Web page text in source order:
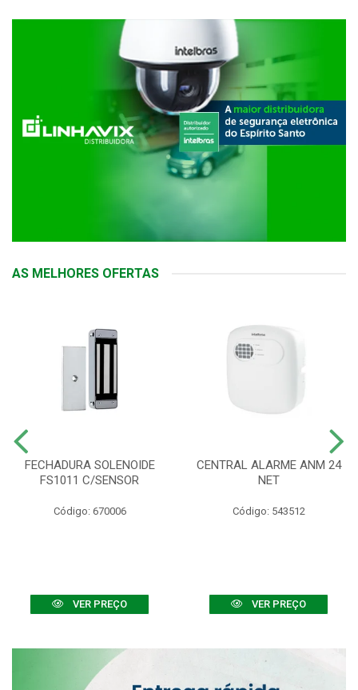
AS MELHORES OFERTAS
FECHADURA SOLENOIDE
FS1011 C/SENSOR
Código: 670006
VER PREÇO
CENTRAL ALARME ANM 24
NET
Código: 543512
VER PREÇO